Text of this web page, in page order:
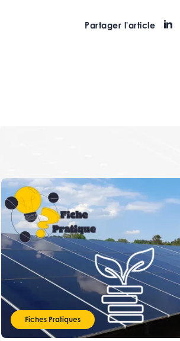
Partager l'article
Fiches Pratiques